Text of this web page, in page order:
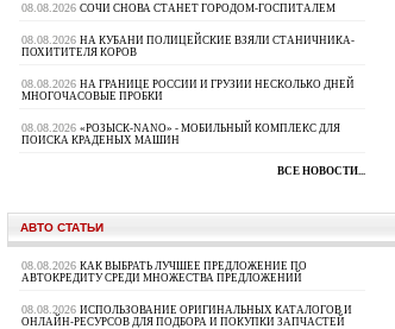
08.08.2026 СОЧИ СНОВА СТАНЕТ ГОРОДОМ-ГОСПИТАЛЕМ
08.08.2026 НА КУБАНИ ПОЛИЦЕЙСКИЕ ВЗЯЛИ СТАНИЧНИКА-
ПОХИТИТЕЛЯ КОРОВ
08.08.2026 НА ГРАНИЦЕ РОССИИ И ГРУЗИИ НЕСКОЛЬКО ДНЕЙ
МНОГОЧАСОВЫЕ ПРОБКИ
08.08.2026 «РОЗЫСК-NANO» - МОБИЛЬНЫЙ КОМПЛЕКС ДЛЯ
ПОИСКА КРАДЕНЫХ МАШИН
ВСЕ НОВОСТИ...
АВТО СТАТЬИ
08.08.2026 КАК ВЫБРАТЬ ЛУЧШЕЕ ПРЕДЛОЖЕНИЕ ПО
АВТОКРЕДИТУ СРЕДИ МНОЖЕСТВА ПРЕДЛОЖЕНИЙ
08.08.2026 ИСПОЛЬЗОВАНИЕ ОРИГИНАЛЬНЫХ КАТАЛОГОВ И
ОНЛАЙН-РЕСУРСОВ ДЛЯ ПОДБОРА И ПОКУПКИ ЗАПЧАСТЕЙ